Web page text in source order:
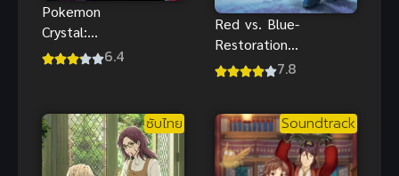
Pokemon
Crystal:
Raikou โปเก
ตำนานสายฟ้า
ไรโค
6.4
Red vs. Blue-
Restoration
บทสรุป
สุดมันส์
7.8
ซับไทย Soundtrack